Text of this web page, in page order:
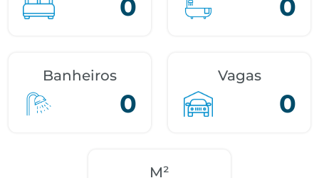
0 0
Banheiros
0
Vagas
0
M²